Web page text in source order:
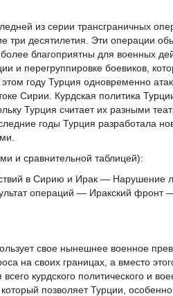
из серии трансграничных
три десятилетия. Эти операции
благоприятны для военных
и перегруппировке боевиков,
году Турция одновременно
Сирии. Курдская политика
Турция считает их разными
годы Турция разработала
и сравнительной таблицей):
в Сирию и Ирак — Нарушение
операций — Иракский фронт
свое нынешнее военное
на своих границах, а вместо
курдского политического и
позволяет Турции,